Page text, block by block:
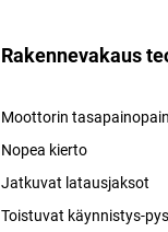
Rakennevakaus
Moottorin
Nopea kierto
Jatkuvat latausjaksot
Toistuvat käynnistys-